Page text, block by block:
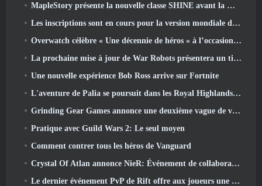
MapleStory présente la nouvelle classe SHINE avant la mise à jour de juin
Les inscriptions sont en cours pour la version mondiale du « test prologue » Limit Zero Breakers de NCSoft
Overwatch célèbre « Une décennie de héros » à l’occasion de son 10e anniversaire
La prochaine mise à jour de War Robots présentera un tireur d'élite inspiré de Lovecraftian
Une nouvelle expérience Bob Ross arrive sur Fortnite
L'aventure de Palia se poursuit dans les Royal Highlands avec la mise à jour d'aujourd'hui
Grinding Gear Games annonce une deuxième vague de ventes de billets pour l'ExileCon
Pratique avec Guild Wars 2: Le seul moyen
Comment contrer tous les héros de Vanguard
Crystal Of Atlan annonce NieR: Événement de collaboration sur les automates
Le dernier événement PvP de Rift offre aux joueurs une chance de gagner jusqu'à 4000 Crédits et un nouveau titre